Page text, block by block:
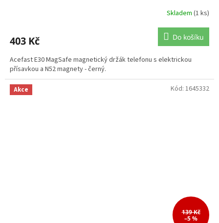
Skladem (1 ks)
403 Kč Do košíku
Acefast E30 MagSafe magnetický držák telefonu s elektrickou
přísavkou a N52 magnety - černý.
Akce
139 Kč
–5 %
Kód: 1645332